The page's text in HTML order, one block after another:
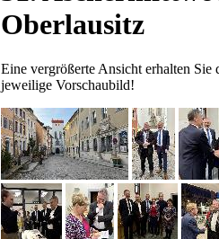
Oberlausitz
Eine vergrößerte Ansicht erhalten
jeweilige Vorschaubild!